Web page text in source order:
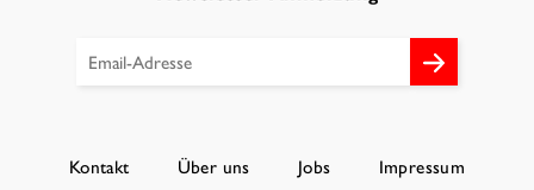
Kontakt Über uns Jobs
Impressum